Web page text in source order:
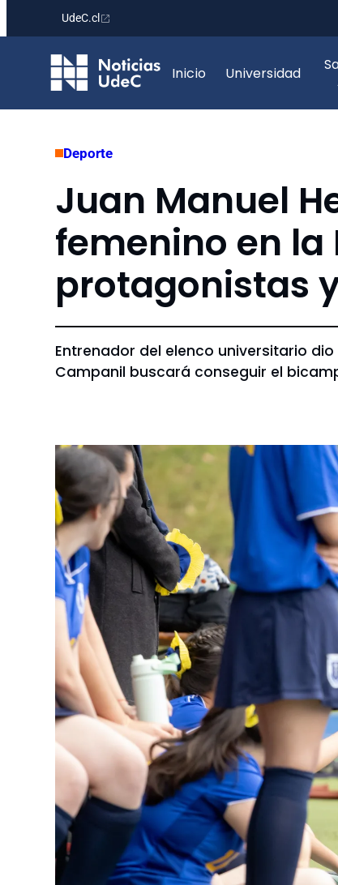
contenido
UdeC.cl
Inicio Universidad
Deporte
Juan Manuel
femenino en la
protagonistas
Entrenador del elenco universitario
Campanil buscará conseguir el